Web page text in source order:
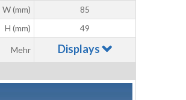
W (mm)
85
H (mm)
49
Mehr Displays